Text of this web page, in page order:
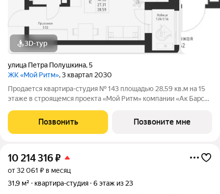
3D-тур
улица Петра Полушкина,5
ЖК «Мой Ритм», 3 квартал 2030
Продается квартира-студия № 143 площадью 28,59 кв.м на 15
этаже в строящемся проекта «Мой Ритм» компании «Ак Барс
стандарт динамичной жизни Казани. Точка притяжения сердца
города. Проект признан
Позвонить Позвоните мне
10 214 316₽
от 32 061 ₽ в месяц
31,9 м²
квартира-студия 6 этаж из 23